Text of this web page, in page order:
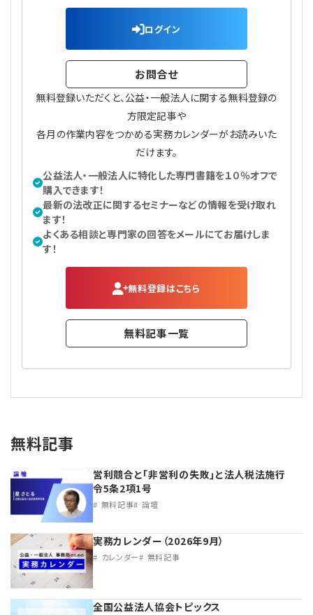
【連載】AI活用のすすめ
【連載】IT実務一問一答
ログイン
お問合せ
無料登録いただくと、公益・一般法人に関する無料登録の
方限定記事や
各月の作業内容をつかめる実務カレンダーがお読みいた
だけます。
公益法人・一般法人に特化した専門書籍を１０％オフで
購入できます！
最新の法改正に関するセミナーなどの情報を受け取れ
ます！
よくある相談と専門家の回答をメールにてお届けしま
す！
無料登録はこちら
無料記事一覧
無料記事
営利競合と｢非営利の失敗｣と法人税法施行
令5条2項1号
無料記事 論壇
実務カレンダー（2026年9月）
カレンダー 無料記事
全国公益法人協会トピックス